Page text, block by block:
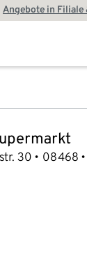
Angebote in Filiale
30 08468